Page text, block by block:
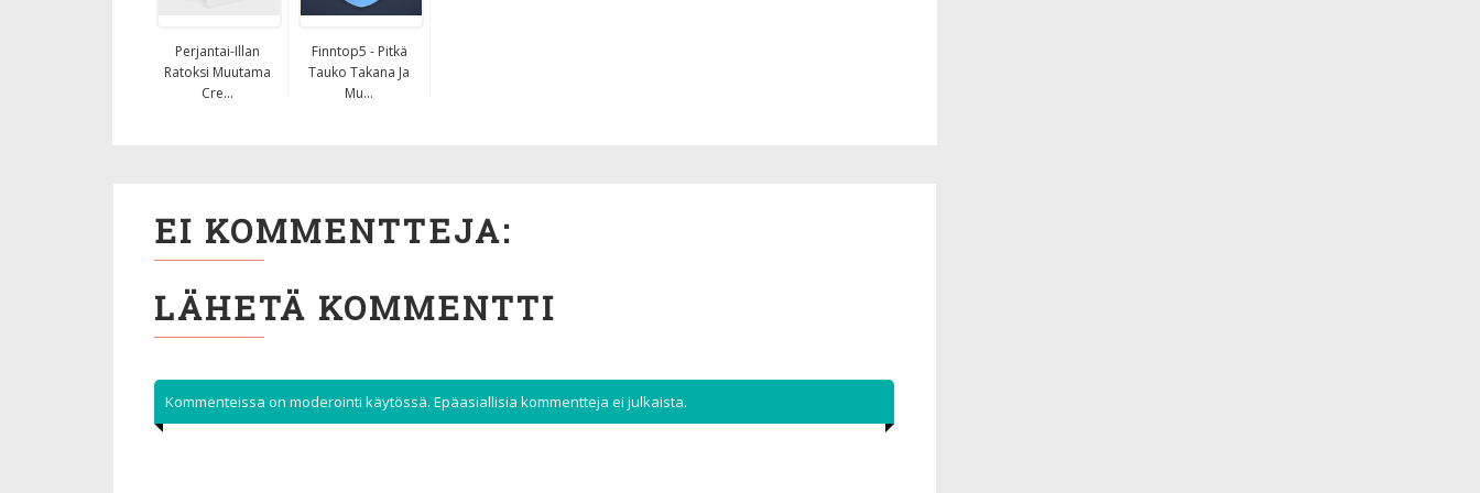
Perjantai-Illan
Ratoksi Muutama
Cre...
Finntop5 - Pitkä
Tauko Takana Ja
Mu...
EI KOMMENTTEJA:
LÄHETÄ KOMMENTTI
Kommenteissa on moderointi käytössä. Epäasiallisia kommentteja ei julkaista.